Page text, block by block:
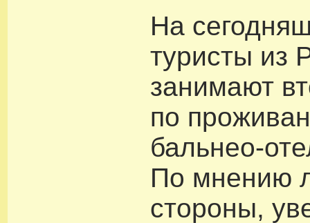
На
туристы из
занимают
по
бальнео-
По мнению
стороны,